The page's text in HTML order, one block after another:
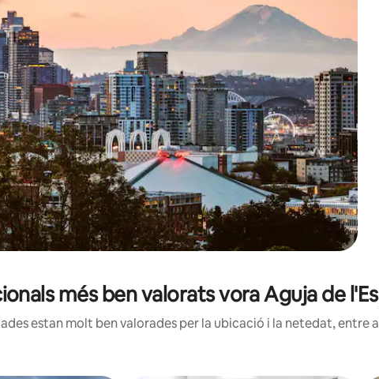
més ben valorats vora Aguja de
estan molt ben valorades per la ubicació i la netedat, entre